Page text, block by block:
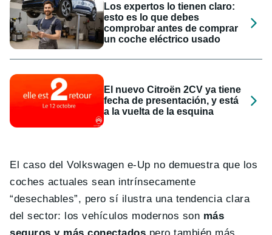
Los expertos lo tienen claro:
esto es lo que debes
comprobar antes de comprar
un coche eléctrico usado
El nuevo Citroën 2CV ya tiene
fecha de presentación, y está
a la vuelta de la esquina
El caso del Volkswagen e-Up no demuestra que los
coches actuales sean intrínsecamente
“desechables”, pero sí ilustra una tendencia clara
del sector: los vehículos modernos son más
seguros y más conectados pero también más